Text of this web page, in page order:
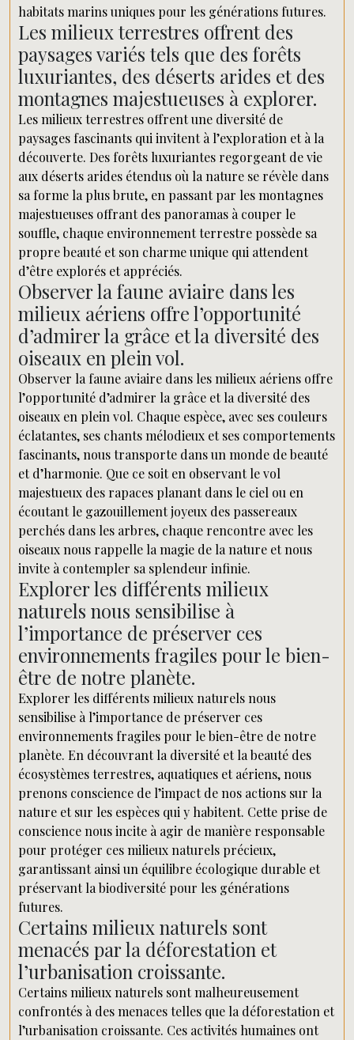
habitats marins uniques pour les générations futures.
Les milieux terrestres offrent des
paysages variés tels que des forêts
luxuriantes, des déserts arides et des
montagnes majestueuses à explorer.
Les milieux terrestres offrent une diversité de
paysages fascinants qui invitent à l’exploration et à la
découverte. Des forêts luxuriantes regorgeant de vie
aux déserts arides étendus où la nature se révèle dans
sa forme la plus brute, en passant par les montagnes
majestueuses offrant des panoramas à couper le
souffle, chaque environnement terrestre possède sa
propre beauté et son charme unique qui attendent
d’être explorés et appréciés.
Observer la faune aviaire dans les
milieux aériens offre l’opportunité
d’admirer la grâce et la diversité des
oiseaux en plein vol.
Observer la faune aviaire dans les milieux aériens offre
l’opportunité d’admirer la grâce et la diversité des
oiseaux en plein vol. Chaque espèce, avec ses couleurs
éclatantes, ses chants mélodieux et ses comportements
fascinants, nous transporte dans un monde de beauté
et d’harmonie. Que ce soit en observant le vol
majestueux des rapaces planant dans le ciel ou en
écoutant le gazouillement joyeux des passereaux
perchés dans les arbres, chaque rencontre avec les
oiseaux nous rappelle la magie de la nature et nous
invite à contempler sa splendeur infinie.
Explorer les différents milieux
naturels nous sensibilise à
l’importance de préserver ces
environnements fragiles pour le bien-
être de notre planète.
Explorer les différents milieux naturels nous
sensibilise à l’importance de préserver ces
environnements fragiles pour le bien-être de notre
planète. En découvrant la diversité et la beauté des
écosystèmes terrestres, aquatiques et aériens, nous
prenons conscience de l’impact de nos actions sur la
nature et sur les espèces qui y habitent. Cette prise de
conscience nous incite à agir de manière responsable
pour protéger ces milieux naturels précieux,
garantissant ainsi un équilibre écologique durable et
préservant la biodiversité pour les générations
futures.
Certains milieux naturels sont
menacés par la déforestation et
l’urbanisation croissante.
Certains milieux naturels sont malheureusement
confrontés à des menaces telles que la déforestation et
l’urbanisation croissante. Ces activités humaines ont